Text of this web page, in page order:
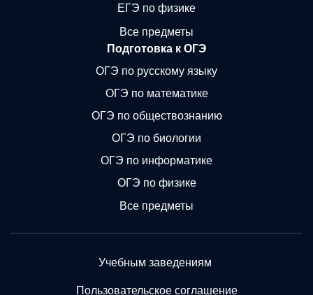
ЕГЭ по физике
Все предметы
Подготовка к ОГЭ
ОГЭ по русскому языку
ОГЭ по математике
ОГЭ по обществознанию
ОГЭ по биологии
ОГЭ по информатике
ОГЭ по физике
Все предметы
Учебным заведениям
Пользовательское соглашение